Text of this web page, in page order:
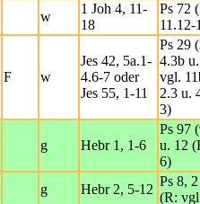
w
1 Joh 4, 11-
18
Ps 72
11.12-
F w
Jes 42, 5a.1-
4.6-7 oder
Jes 55, 1-11
Ps 29
4.3b
vgl.
2.3 u.
3)
g Hebr 1, 1-6
Ps 97
u. 12
6)
g Hebr 2, 5-12
Ps 8,
(R: